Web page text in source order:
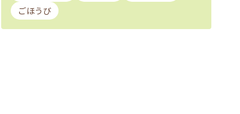
ごほうび